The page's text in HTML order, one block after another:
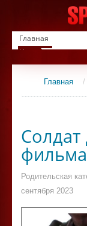
Главная
Новинки
Список фильмов
СериалыГлавная /
фильма
Родительская
сентября 2023